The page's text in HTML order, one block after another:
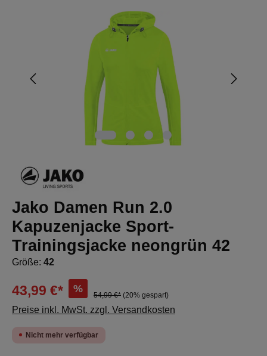
Bildergalerie überspringen
Jako Damen Run 2.0
Kapuzenjacke Sport-
Trainingsjacke neongrün 42
Größe: 42
43,99 €* %
54,99 €* (20% gespart)
Preise inkl. MwSt. zzgl. Versandkosten
Nicht mehr verfügbar